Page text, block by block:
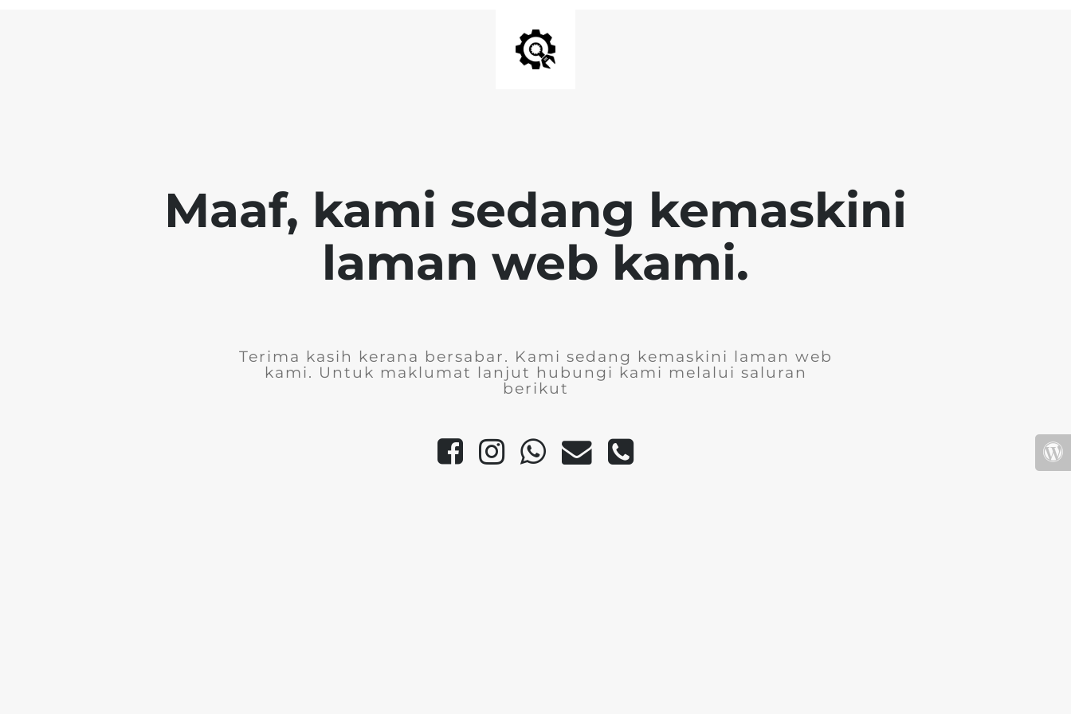
Maaf, kami sedang kemaskini
laman web kami.
Terima kasih kerana bersabar. Kami sedang kemaskini laman web
kami. Untuk maklumat lanjut hubungi kami melalui saluran
berikut